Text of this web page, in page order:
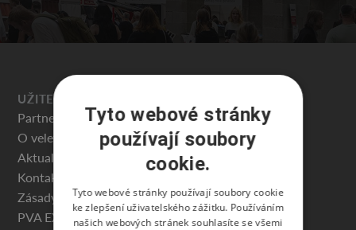
UŽITEČNÉ
Partneři veletrhu
O veletrhu
Aktuality
Kontakty
Zásady ochrany osobních údajů
PVA EXPO PRAHA
Tyto webové stránky
používají soubory
cookie.
Tyto webové stránky používají soubory cookie
ke zlepšení uživatelského zážitku. Používáním
našich webových stránek souhlasíte se všemi